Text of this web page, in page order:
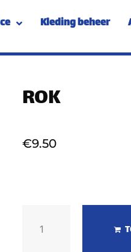
Kleding beheer
ROK
€9.50